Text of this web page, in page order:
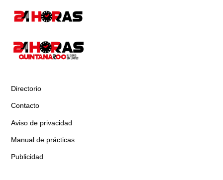
Directorio
Contacto
Aviso de privacidad
Manual de prácticas
Publicidad